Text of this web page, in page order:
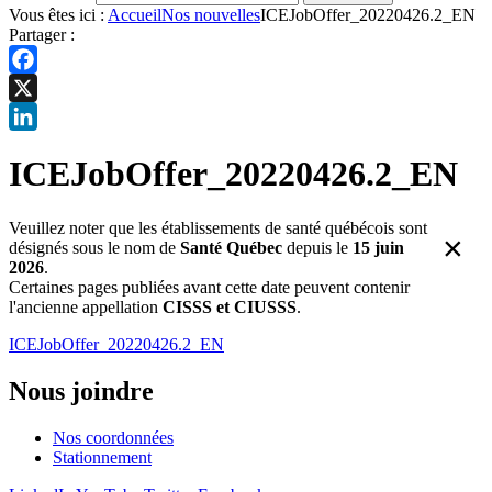
Vous êtes ici : AccueilNos nouvellesICEJobOffer_20220426.2_EN
Partager :
Facebook
X
ICEJobOffer_20220426.2_EN
Veuillez noter que les établissements de santé québécois sont
désignés sous le nom de Santé Québec depuis le 15 juin
2026.
Certaines pages publiées avant cette date peuvent contenir
l'ancienne appellation CISSS et CIUSSS.
×
ICEJobOffer_20220426.2_EN
Nous joindre
Nos coordonnées
Stationnement